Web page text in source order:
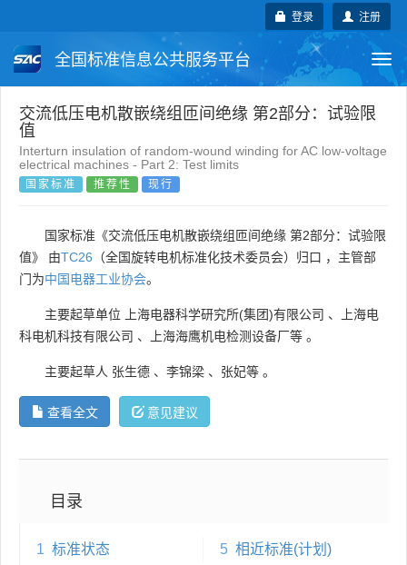
注册
登录
全国标准信息公共服务平台
国家标准 行业标准 地方标准
团体标准 企业标准 国际标准
交流低压电机散嵌绕组匝间绝缘 第2部分：试验限
值
Interturn insulation of random-wound winding for AC low-voltage
electrical machines - Part 2: Test limits
国家标准 推荐性 现行
国家标准《交流低压电机散嵌绕组匝间绝缘 第2部分：试验限
值》 由TC26 （全国旋转电机标准化技术委员会）归口 ，主管部
门为中国电器工业协会。
主要起草单位 上海电器科学研究所(集团)有限公司 、
上海电
科电机科技有限公司 、 上海海鹰机电检测设备厂等 。
主要起草人 张生德 、 李锦梁 、 张妃等 。
查看全文 意见建议
目录
1 标准状态
5 相近标准(计划)